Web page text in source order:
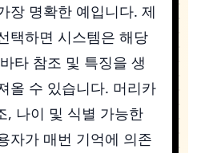
장 명확한 예입니다. 제
택하면 시스템은 해당
타 참조 및 특징을 생
올 수 있습니다. 머리카
, 나이 및 식별 가능한
자가 매번 기억에 의존